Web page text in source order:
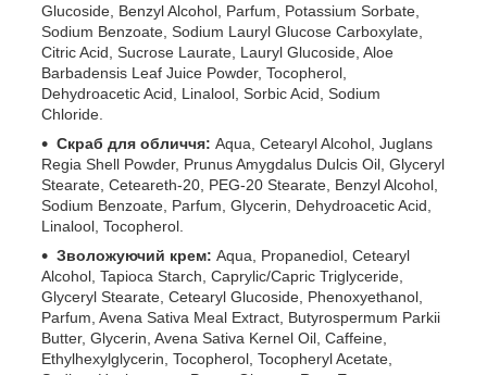
Glucoside, Benzyl Alcohol, Parfum, Potassium Sorbate,
Sodium Benzoate, Sodium Lauryl Glucose Carboxylate,
Citric Acid, Sucrose Laurate, Lauryl Glucoside, Aloe
Barbadensis Leaf Juice Powder, Tocopherol,
Dehydroacetic Acid, Linalool, Sorbic Acid, Sodium
Chloride.
Скраб для обличчя: Aqua, Cetearyl Alcohol, Juglans
Regia Shell Powder, Prunus Amygdalus Dulcis Oil, Glyceryl
Stearate, Ceteareth-20, PEG-20 Stearate, Benzyl Alcohol,
Sodium Benzoate, Parfum, Glycerin, Dehydroacetic Acid,
Linalool, Tocopherol.
Зволожуючий крем: Aqua, Propanediol, Cetearyl
Alcohol, Tapioca Starch, Caprylic/Capric Triglyceride,
Glyceryl Stearate, Cetearyl Glucoside, Phenoxyethanol,
Parfum, Avena Sativa Meal Extract, Butyrospermum Parkii
Butter, Glycerin, Avena Sativa Kernel Oil, Caffeine,
Ethylhexylglycerin, Tocopherol, Tocopheryl Acetate,